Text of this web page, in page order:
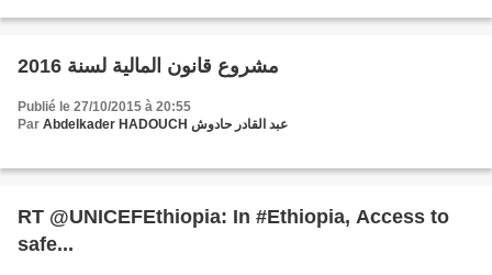
مشروع قانون المالية لسنة 2016
Publié le 27/10/2015 à 20:55
Par
Abdelkader HADOUCH عبد القادر حادوش
RT @UNICEFEthiopia: In #Ethiopia, Access to
safe...